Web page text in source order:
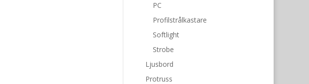
PC
Profilstrålkastare
Softlight
Strobe
Ljusbord
Protruss